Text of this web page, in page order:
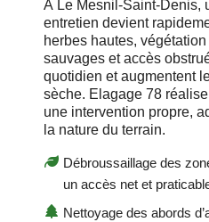
À Le Mesnil-Saint-Denis,
entretien devient
herbes hautes,
sauvages et accès
quotidien et augmentent
sèche. Elagage 78
une intervention propre,
la nature du terrain.
Débroussaillage des
un accès net et
Nettoyage des abords